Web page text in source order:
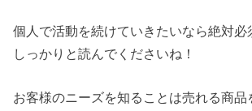
個人で活動を続けていきたいなら絶対必
しっかりと読んでくださいね！
お客様のニーズを知ることは売れる商品